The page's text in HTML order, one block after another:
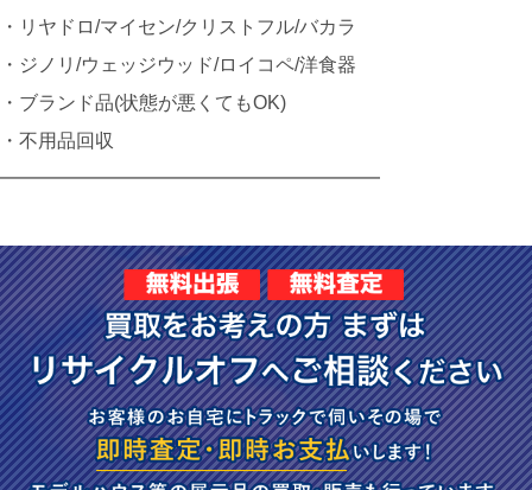
・リヤドロ/マイセン/クリストフル/バカラ
・ジノリ/ウェッジウッド/ロイコペ/洋食器
・ブランド品(状態が悪くてもOK)
・不用品回収
━━━━━━━━━━━━━━━━━━━━